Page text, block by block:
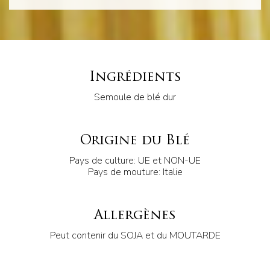
Ingrédients
Semoule de blé dur
Origine du Blé
Pays de culture: UE et NON-UE
Pays de mouture: Italie
Allergènes
Peut contenir du SOJA et du MOUTARDE